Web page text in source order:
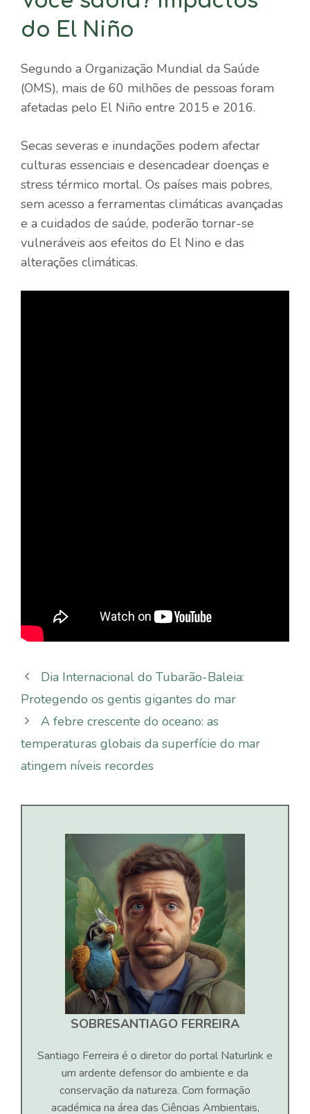
do El Niño
Segundo a Organização Mundial da Saúde
(OMS), mais de 60 milhões de pessoas foram
afetadas pelo El Niño entre 2015 e 2016.
Secas severas e inundações podem afectar
culturas essenciais e desencadear doenças e
stress térmico mortal. Os países mais pobres,
sem acesso a ferramentas climáticas avançadas
e a cuidados de saúde, poderão tornar-se
vulneráveis ​​aos efeitos do El Nino e das
alterações climáticas.
Dia Internacional do Tubarão-Baleia:
Protegendo os gentis gigantes do mar
A febre crescente do oceano: as
temperaturas globais da superfície do mar
atingem níveis recordes
SOBRESANTIAGO FERREIRA
Santiago Ferreira é o diretor do portal Naturlink e
um ardente defensor do ambiente e da
conservação da natureza. Com formação
académica na área das Ciências Ambientais,